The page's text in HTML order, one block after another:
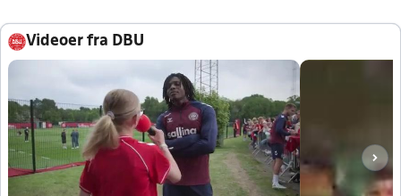
Videoer fra DBU